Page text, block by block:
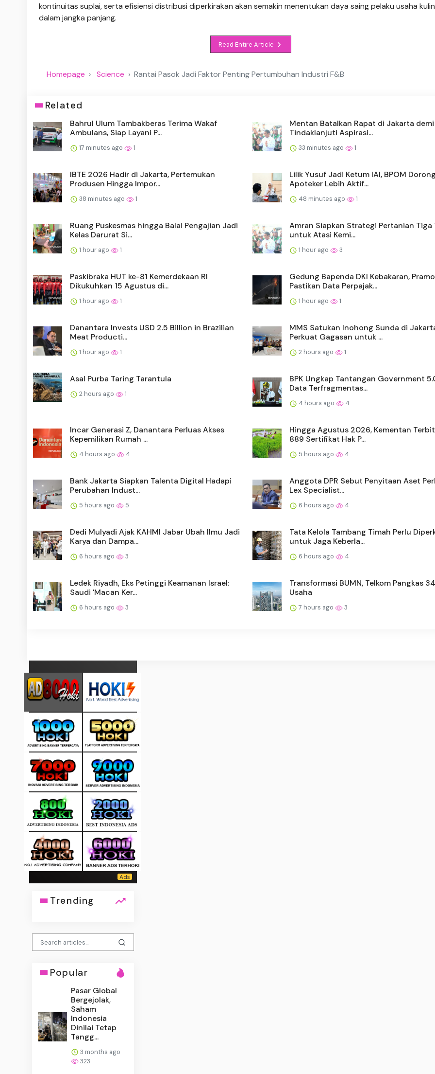
kontinuitas suplai, serta efisiensi distribusi diperkirakan akan semakin menentukan daya saing pelaku usaha
dalam jangka panjang.
Read Entire Article
Homepage Science Rantai Pasok Jadi Faktor Penting Pertumbuhan Industri F&B
Related
Bahrul Ulum Tambakberas Terima Wakaf
Ambulans, Siap Layani P...
17 minutes ago 1
Mentan Batalkan Rapat di Jakarta demi
Tindaklanjuti Aspirasi...
33 minutes ago 1
IBTE 2026 Hadir di Jakarta, Pertemukan
Produsen Hingga Impor...
38 minutes ago 1
Lilik Yusuf Jadi Ketum IAI, BPOM Dorong
Apoteker Lebih Aktif...
48 minutes ago 1
Ruang Puskesmas hingga Balai Pengajian Jadi
Kelas Darurat Si...
1 hour ago 1
Amran Siapkan Strategi Pertanian Tiga
untuk Atasi Kemi...
1 hour ago 3
Paskibraka HUT ke-81 Kemerdekaan RI
Dikukuhkan 15 Agustus di...
1 hour ago 1
Gedung Bapenda DKI Kebakaran,
Pastikan Data Perpajak...
1 hour ago 1
Danantara Invests USD 2.5 Billion in Brazilian
Meat Producti...
1 hour ago 1
MMS Satukan Inohong Sunda di
Perkuat Gagasan untuk ...
2 hours ago 1
Asal Purba Taring Tarantula
2 hours ago 1
BPK Ungkap Tantangan Government
Data Terfragmentas...
4 hours ago 4
Incar Generasi Z, Danantara Perluas Akses
Kepemilikan Rumah ...
4 hours ago 4
Hingga Agustus 2026, Kementan
889 Sertifikat Hak P...
5 hours ago 4
Bank Jakarta Siapkan Talenta Digital Hadapi
Perubahan Indust...
5 hours ago 5
Anggota DPR Sebut Penyitaan Aset
Lex Specialist...
6 hours ago 4
Dedi Mulyadi Ajak KAHMI Jabar Ubah Ilmu Jadi
Karya dan Dampa...
6 hours ago 3
Tata Kelola Tambang Timah Perlu
untuk Jaga Keberla...
6 hours ago 4
Ledek Riyadh, Eks Petinggi Keamanan Israel:
Saudi 'Macan Ker...
6 hours ago 3
Transformasi BUMN, Telkom Pangkas
Usaha
7 hours ago 3
Trending
Popular
Pasar Global
Bergejolak,
Saham
Indonesia
Dinilai Tetap
Tangg...
3 months ago
323